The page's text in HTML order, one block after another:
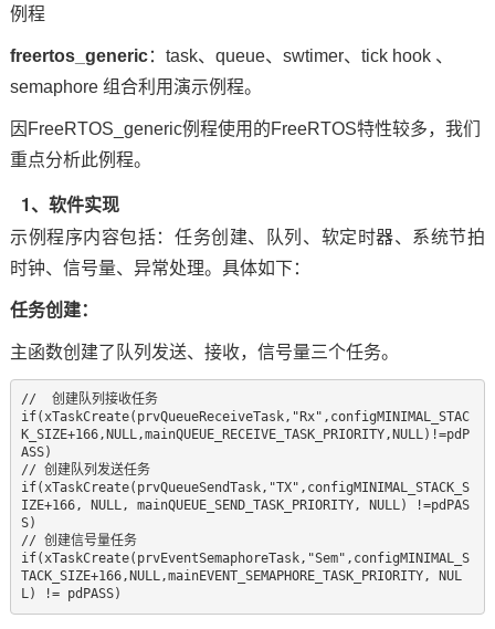
例程
freertos_generic：task、queue、swtimer、tick hook 、
semaphore 组合利用演示例程。
因FreeRTOS_generic例程使用的FreeRTOS特性较多，我们
重点分析此例程。
1、软件实现
示例程序内容包括：任务创建、队列、软定时器、系统节拍
时钟、信号量、异常处理。具体如下：
任务创建：
主函数创建了队列发送、接收，信号量三个任务。
//  创建队列接收任务
if(xTaskCreate(prvQueueReceiveTask,"Rx",configMINIMAL_STAC
K_SIZE+166,NULL,mainQUEUE_RECEIVE_TASK_PRIORITY,NULL)!=pdP
ASS)
// 创建队列发送任务
if(xTaskCreate(prvQueueSendTask,"TX",configMINIMAL_STACK_S
IZE+166, NULL, mainQUEUE_SEND_TASK_PRIORITY, NULL) !=pdPAS
S)
// 创建信号量任务
if(xTaskCreate(prvEventSemaphoreTask,"Sem",configMINIMAL_S
TACK_SIZE+166,NULL,mainEVENT_SEMAPHORE_TASK_PRIORITY, NUL
L) != pdPASS)